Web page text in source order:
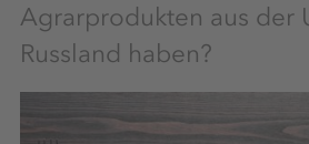
Agrarprodukten aus der
Russland haben?